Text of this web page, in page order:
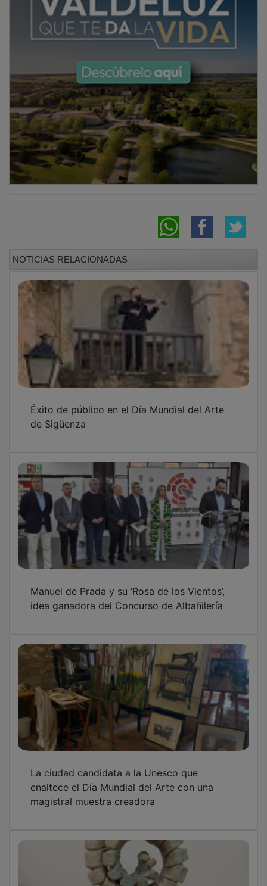
Éxito de público en el Día Mundial del Arte
de Sigüenza
idea ganadora del Concurso de Albañilería
enaltece el Día Mundial del Arte con una
magistral muestra creadora